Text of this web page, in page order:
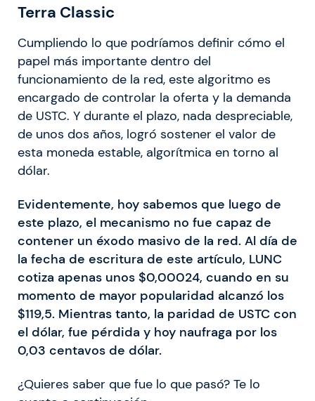
Terra Classic
Cumpliendo lo que podríamos definir cómo el
papel más importante dentro del
funcionamiento de la red, este algoritmo es
encargado de controlar la oferta y la demanda
de USTC. Y durante el plazo, nada despreciable,
de unos dos años, logró sostener el valor de
esta moneda estable, algorítmica en torno al
dólar.
Evidentemente, hoy sabemos que luego de
este plazo, el mecanismo no fue capaz de
contener un éxodo masivo de la red. Al día de
la fecha de escritura de este artículo, LUNC
cotiza apenas unos $0,00024, cuando en su
momento de mayor popularidad alcanzó los
$119,5. Mientras tanto, la paridad de USTC con
el dólar, fue pérdida y hoy naufraga por los
0,03 centavos de dólar.
¿Quieres saber que fue lo que pasó? Te lo